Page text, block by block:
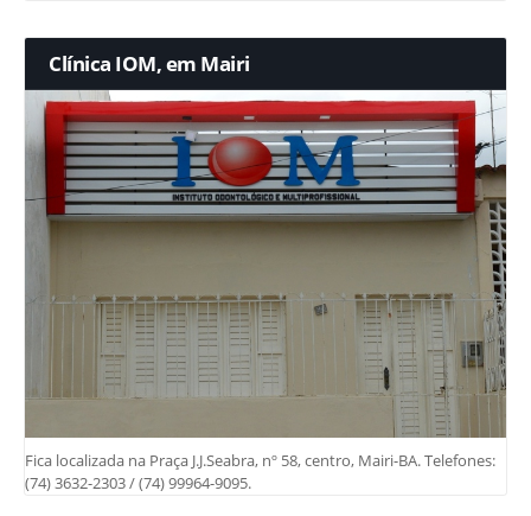
Clínica IOM, em Mairi
Fica localizada na Praça J.J.Seabra, nº 58, centro, Mairi-BA. Telefones:
(74) 3632-2303 / (74) 99964-9095.